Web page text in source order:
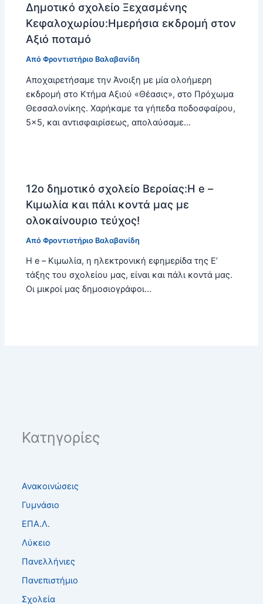
Δημοτικό σχολείο Ξεχασμένης
Κεφαλοχωρίου:Ημερήσια εκδρομή στον
Αξιό ποταμό
ΑπόΦροντιστήριο Βαλαβανίδη
Αποχαιρετήσαμε την Άνοιξη με μία ολοήμερη
εκδρομή στο Κτήμα Αξιού «Θέασις», στο Πρόχωμα
Θεσσαλονίκης. Χαρήκαμε τα γήπεδα ποδοσφαίρου,
5×5, και αντισφαιρίσεως, απολαύσαμε…
12ο δημοτικό σχολείο Βεροίας:Η e –
Κιμωλία και πάλι κοντά μας με
ολοκαίνουριο τεύχος!
ΑπόΦροντιστήριο Βαλαβανίδη
Η e – Κιμωλία, η ηλεκτρονική εφημερίδα της Ε’
τάξης του σχολείου μας, είναι και πάλι κοντά μας.
Οι μικροί μας δημοσιογράφοι…
Κατηγορίες
Ανακοινώσεις
Γυμνάσιο
ΕΠΑ.Λ.
Λύκειο
Πανελλήνιες
Πανεπιστήμιο
Σχολεία